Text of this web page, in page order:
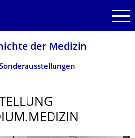
der Medizin
Sonderausstellungen